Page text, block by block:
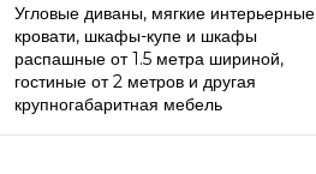
Угловые диваны, мягкие интерьерные
кровати, шкафы-купе и шкафы
распашные от 1.5 метра шириной,
гостиные от 2 метров и другая
крупногабаритная мебель